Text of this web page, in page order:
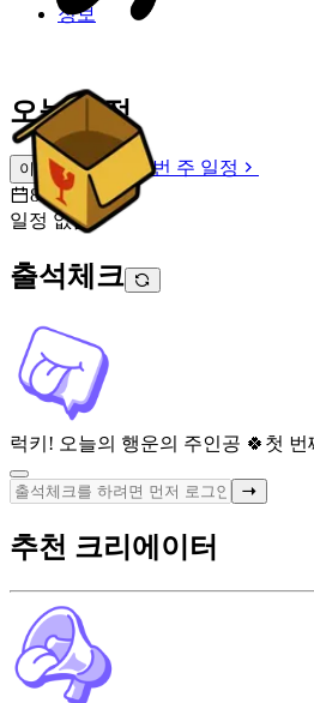
정보
오늘 일정
이번 주 일정
이번 주 일정
8월 7일 [금]
일정 없음
출석체크
럭키! 오늘의 행운의 주인공 🍀 첫 번
추천 크리에이터